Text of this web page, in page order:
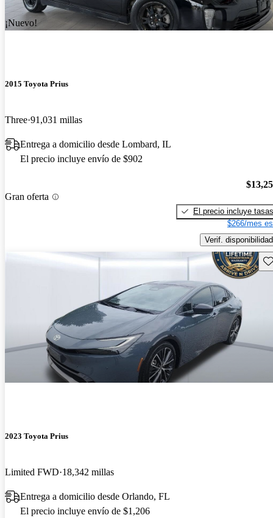
¡Nuevo!
2015 Toyota Prius
Three 91,031 millas
Entrega a domicilio desde Lombard, IL
El precio incluye envío de $902
Gran oferta
El precio incluye tasas
$266/mes
Verif. disponibilidad
2023 Toyota Prius
Limited FWD 18,342 millas
Entrega a domicilio desde Orlando, FL
El precio incluye envío de $1,206